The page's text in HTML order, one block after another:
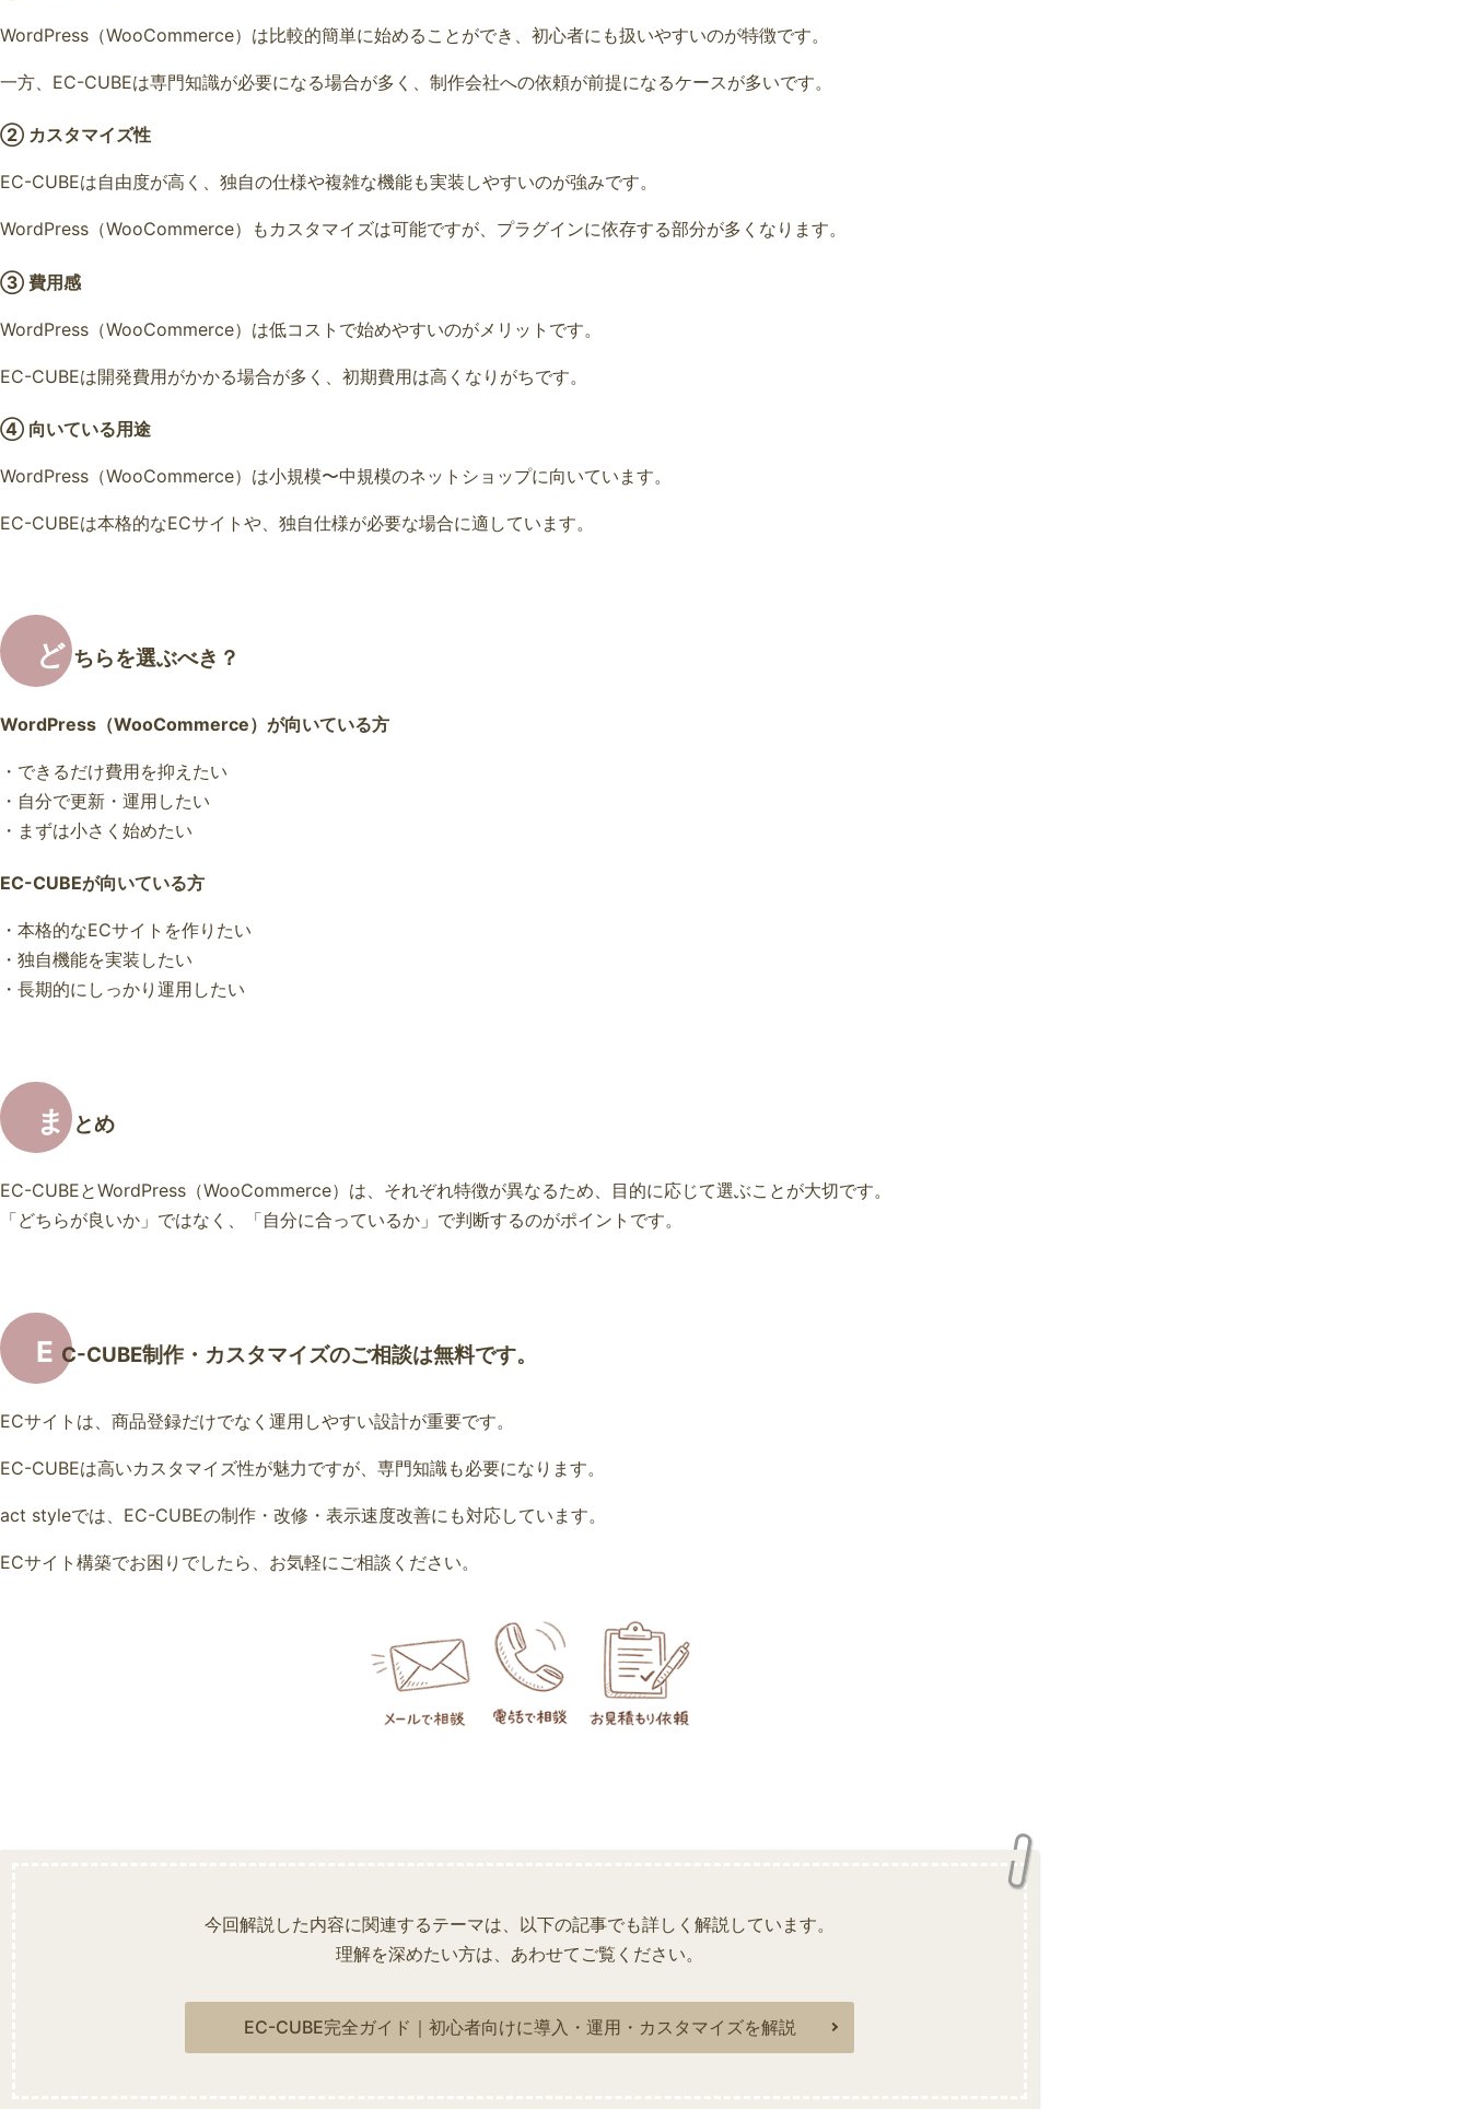
WordPress（WooCommerce）は比較的簡単に始めることができ、初心者にも扱いやすいのが特徴です。
一方、EC-CUBEは専門知識が必要になる場合が多く、制作会社への依頼が前提になるケースが多いです。
② カスタマイズ性
EC-CUBEは自由度が高く、独自の仕様や複雑な機能も実装しやすいのが強みです。
WordPress（WooCommerce）もカスタマイズは可能ですが、プラグインに依存する部分が多くなります。
③ 費用感
WordPress（WooCommerce）は低コストで始めやすいのがメリットです。
EC-CUBEは開発費用がかかる場合が多く、初期費用は高くなりがちです。
④ 向いている用途
WordPress（WooCommerce）は小規模〜中規模のネットショップに向いています。
EC-CUBEは本格的なECサイトや、独自仕様が必要な場合に適しています。
ど ちらを選ぶべき？
WordPress（WooCommerce）が向いている方
・できるだけ費用を抑えたい
・自分で更新・運用したい
・まずは小さく始めたい
EC-CUBEが向いている方
・本格的なECサイトを作りたい
・独自機能を実装したい
・長期的にしっかり運用したい
ま とめ
EC-CUBEとWordPress（WooCommerce）は、それぞれ特徴が異なるため、目的に応じて選ぶことが大切です。
「どちらが良いか」ではなく、「自分に合っているか」で判断するのがポイントです。
E C-CUBE制作・カスタマイズのご相談は無料です。
ECサイトは、商品登録だけでなく運用しやすい設計が重要です。
EC-CUBEは高いカスタマイズ性が魅力ですが、専門知識も必要になります。
act styleでは、EC-CUBEの制作・改修・表示速度改善にも対応しています。
ECサイト構築でお困りでしたら、お気軽にご相談ください。
今回解説した内容に関連するテーマは、以下の記事でも詳しく解説しています。
理解を深めたい方は、あわせてご覧ください。
EC-CUBE完全ガイド｜初心者向けに導入・運用・カスタマイズを解説